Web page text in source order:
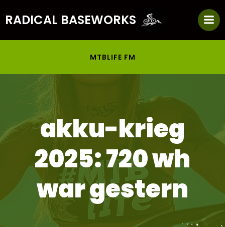
Inhalt
springen
RADICAL BASEWORKS
MTBLIFE FM
akku-krieg
2025: 720 wh
war gestern